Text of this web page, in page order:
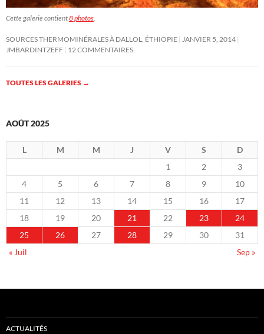
Cette galerie contient8 photos
SOURCES THERMOMINÉRALES À DALLOL, ÉTHIOPIE
JANVIER 5, 2014
JMBARDINTZEFF 12 COMMENTAIRES
TOUTES LES GALERIES →
AOÛT 2025
L M M J V S
D
1
2
3
4
5 6 7 8 9
10
11
12 13 14 15 16
17
18
19 20 21 22 23
24
25
26 27 28 29 30
31
« Juil
Sep »
ACTUALITÉS